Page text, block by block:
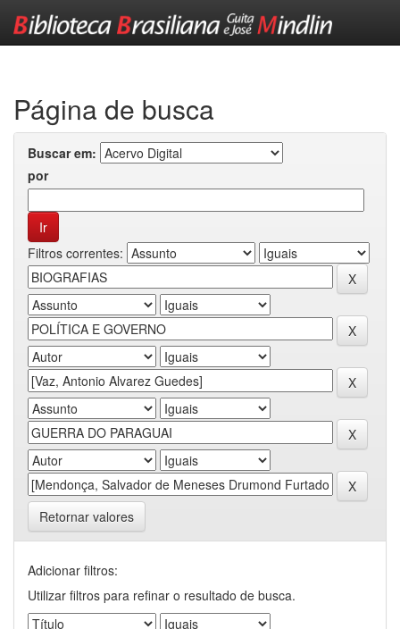
Página de busca
Buscar em:
por
Filtros correntes:
Retornar valores
Adicionar filtros:
Utilizar filtros para refinar o resultado de busca.